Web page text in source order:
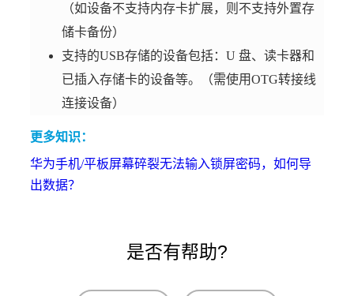
（如设备不支持内存卡扩展，则不支持外置存
储卡备份）
支持的USB存储的设备包括：U 盘、读卡器和
已插入存储卡的设备等。（需使用OTG转接线
连接设备）
更多知识：
华为手机/平板屏幕碎裂无法输入锁屏密码，如何导
出数据？
是否有帮助?